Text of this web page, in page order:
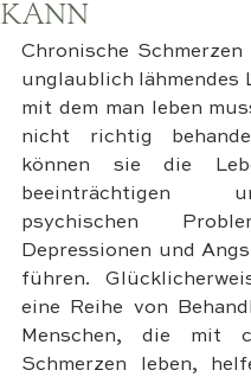
KANN
Chronische Schmerzen
unglaublich lähmendes
mit dem man leben
nicht richtig
können sie die
psychischen
Depressionen und
führen.
eine Reihe von
Menschen, die mit
Schmerzen leben,